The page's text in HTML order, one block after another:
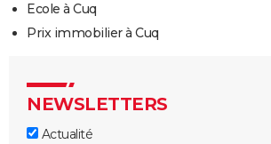
Ecole à Cuq
Prix immobilier à Cuq
NEWSLETTERS
Actualité